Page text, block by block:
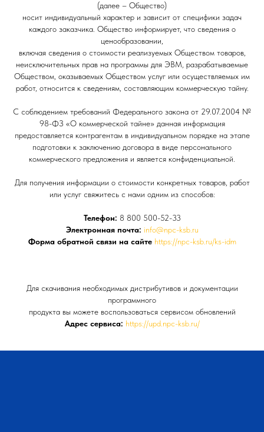
(далее – Общество)
носит индивидуальный характер и зависит от специфики задач
каждого заказчика. Общество информирует, что сведения о
ценообразовании,
включая сведения о стоимости реализуемых Обществом товаров,
неисключительных прав на программы для ЭВМ, разрабатываемые
Обществом, оказываемых Обществом услуг или осуществляемых им
работ, относится к сведениям, составляющим коммерческую тайну.
С соблюдением требований Федерального закона от 29.07.2004 №
98-ФЗ «О коммерческой тайне» данная информация
предоставляется контрагентам в индивидуальном порядке на этапе
подготовки к заключению договора в виде персонального
коммерческого предложения и является конфиденциальной.
Для получения информации о стоимости конкретных товаров, работ
или услуг свяжитесь с нами одним из способов:
Телефон: 8 800 500-52-33
Электронная почта: info@npc-ksb.ru
Форма обратной связи на сайте https://npc-ksb.ru/ks-idm
Для скачивания необходимых дистрибутивов и документации
программного
продукта вы можете воспользоваться сервисом обновлений
Адрес сервиса: https://upd.npc-ksb.ru/